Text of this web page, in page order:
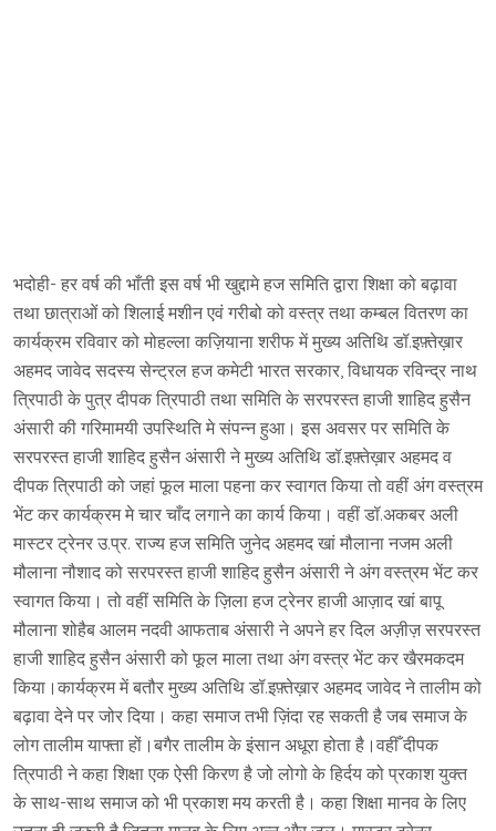
भदोही- हर वर्ष की भाँती इस वर्ष भी खुद्दामे हज समिति द्वारा शिक्षा को बढ़ावा
तथा छात्राओं को शिलाई मशीन एवं गरीबो को वस्त्र तथा कम्बल वितरण का
कार्यक्रम रविवार को मोहल्ला कज़ियाना शरीफ में मुख्य अतिथि डॉ.इफ़्तेख़ार
अहमद जावेद सदस्य सेन्ट्रल हज कमेटी भारत सरकार, विधायक रविन्द्र नाथ
त्रिपाठी के पुत्र दीपक त्रिपाठी तथा समिति के सरपरस्त हाजी शाहिद हुसैन
अंसारी की गरिमामयी उपस्थिति मे संपन्न हुआ। इस अवसर पर समिति के
सरपरस्त हाजी शाहिद हुसैन अंसारी ने मुख्य अतिथि डॉ.इफ़्तेख़ार अहमद व
दीपक त्रिपाठी को जहां फूल माला पहना कर स्वागत किया तो वहीं अंग वस्त्रम
भेंट कर कार्यक्रम मे चार चाँद लगाने का कार्य किया। वहीं डॉ.अकबर अली
मास्टर ट्रेनर उ.प्र. राज्य हज समिति जुनेद अहमद खां मौलाना नजम अली
मौलाना नौशाद को सरपरस्त हाजी शाहिद हुसैन अंसारी ने अंग वस्त्रम भेंट कर
स्वागत किया। तो वहीं समिति के ज़िला हज ट्रेनर हाजी आज़ाद खां बापू
मौलाना शोहैब आलम नदवी आफताब अंसारी ने अपने हर दिल अज़ीज़ सरपरस्त
हाजी शाहिद हुसैन अंसारी को फूल माला तथा अंग वस्त्र भेंट कर खैरमकदम
किया।कार्यक्रम में बतौर मुख्य अतिथि डॉ.इफ़्तेख़ार अहमद जावेद ने तालीम को
बढ़ावा देने पर जोर दिया। कहा समाज तभी ज़िंदा रह सकती है जब समाज के
लोग तालीम याफ्ता हों।बगैर तालीम के इंसान अधूरा होता है।वहीँ दीपक
त्रिपाठी ने कहा शिक्षा एक ऐसी किरण है जो लोगो के हिर्दय को प्रकाश युक्त
के साथ-साथ समाज को भी प्रकाश मय करती है। कहा शिक्षा मानव के लिए